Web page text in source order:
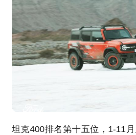
坦克400排名第十五位，1-11